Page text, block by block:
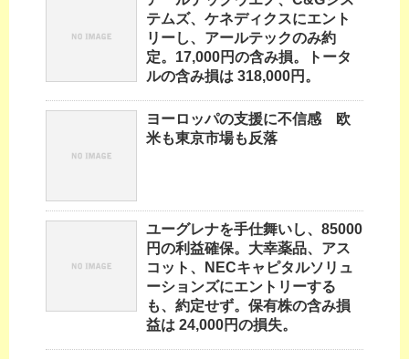
テムズ、ケネディクスにエント
リーし、アールテックのみ約
定。17,000円の含み損。トータ
ルの含み損は 318,000円。
ヨーロッパの支援に不信感 欧
米も東京市場も反落
ユーグレナを手仕舞いし、85000
円の利益確保。大幸薬品、アス
コット、NECキャピタルソリュ
ーションズにエントリーする
も、約定せず。保有株の含み損
益は 24,000円の損失。